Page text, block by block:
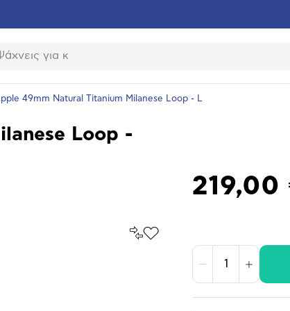
49mm Natural Titanium Milanese Loop - L
Loop -
Σύγκρινέ
Προσθήκη
219,00
Μείωση Αύξηση